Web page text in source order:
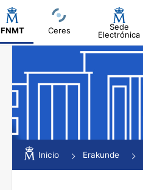
FNMT Ceres
Sede
Electrónica
Erakutsi/Ezkutatu
Erakutsi/Ezkutatu
Inicio Erakunde